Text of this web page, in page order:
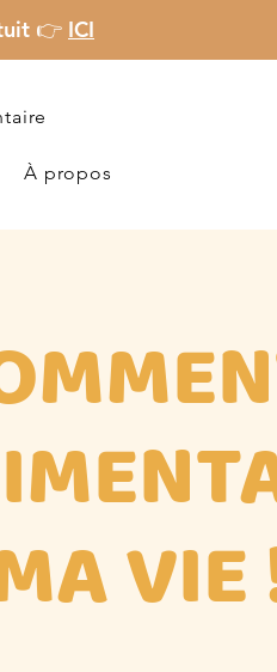
👉 ICI
À propos